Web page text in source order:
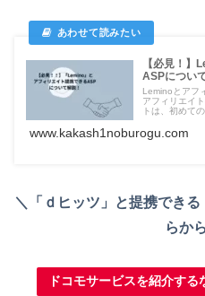
【必見！】
ASPについ
Leminoとアフ
アフィリエイ
トは、初めて
www.kakash1noburogu.com
＼「ｄヒッツ」と提携できる
らか
ドコモサービスを紹介す